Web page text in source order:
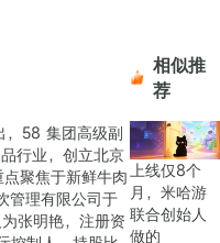
，58 集团高级副
行业，创立北京
聚焦于新鲜牛肉
管理有限公司于
张明艳，注册资
相似推
荐
上线仅8个
月，米哈游
联合创始人
做的